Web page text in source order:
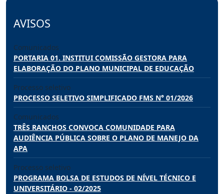
AVISOS
Comunicados
PORTARIA 01. INSTITUI COMISSÃO GESTORA PARA
ELABORAÇÃO DO PLANO MUNICIPAL DE EDUCAÇÃO
Processo seletivo
PROCESSO SELETIVO SIMPLIFICADO FMS N° 01/2026
Comunicados
TRÊS RANCHOS CONVOCA COMUNIDADE PARA
AUDIÊNCIA PÚBLICA SOBRE O PLANO DE MANEJO DA
APA
Processo seletivo
PROGRAMA BOLSA DE ESTUDOS DE NÍVEL TÉCNICO E
UNIVERSITÁRIO - 02/2025